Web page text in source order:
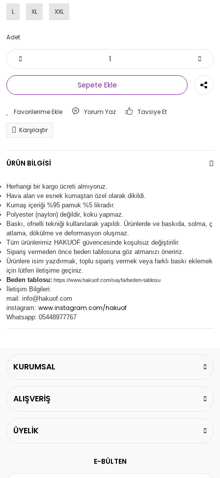
L XL XXL
Adet
Sepete Ekle
Yorum Yaz Tavsiye Et
Karşılaştır
ÜRÜN BİLGİSİ
Herhangi bir kargo ücreti almıyoruz.
Hava alan ve esnek kumaştan özel olarak dikildi.
Kumaş içeriği %95 pamuk %5 likradır.
Polyester (naylon) değildir, koku yapmaz.
Baskı, ofnelli tekniği kullanılarak yapıldı. Ürünlerde ve baskıda, solma, ç
atlama, dökülme ve deformasyon oluşmaz.
Tüm ürünlerimiz HAKUOF güvencesinde koşulsuz değiştirilir.
Sipariş vermeden önce beden tablosuna göz atmanızı öneririz.
Ürünlere isim yazdırmak, toplu sipariş vermek veya farklı baskı eklemek
için lütfen iletişime geçiniz.
Beden tablosu: https://www.hakuof.com/sayfa/beden-tablosu
İletişim Bilgileri:
mail: info@hakuof.com
instagram: www.instagram.com/hakuof
Whatsapp: 05448977767
KURUMSAL
ALIŞVERİŞ
ÜYELİK
E-BÜLTEN